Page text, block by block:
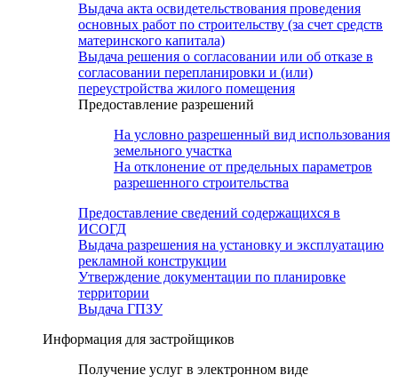
Выдача акта освидетельствования проведения
основных работ по строительству (за счет средств
материнского капитала)
Выдача решения о согласовании или об отказе в
согласовании перепланировки и (или)
переустройства жилого помещения
Предоставление разрешений
На условно разрешенный вид использования
земельного участка
На отклонение от предельных параметров
разрешенного строительства
Предоставление сведений содержащихся в
ИСОГД
Выдача разрешения на установку и эксплуатацию
рекламной конструкции
Утверждение документации по планировке
территории
Выдача ГПЗУ
Информация для застройщиков
Получение услуг в электронном виде